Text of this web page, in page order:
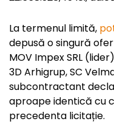
La termenul limită,
depusă o singură
MOV Impex SRL
3D Arhigrup, SC
subcontractant
aproape identică cu
precedenta licitație.